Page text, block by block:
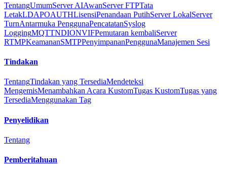
TentangUmumServer AIAwanServer FTPTata
LetakLDAPOAUTHLisensiPenandaan PutihServer LokalServer
TurnAntarmuka PenggunaPencatatanSyslog
LoggingMQTTNDIONVIFPemutaran kembaliServer
RTMPKeamananSMTPPenyimpananPenggunaManajemen Sesi
Tindakan
TentangTindakan yang TersediaMendeteksi
MengemisMenambahkan Acara KustomTugas KustomTugas yang
TersediaMenggunakan Tag
Penyelidikan
Tentang
Pemberitahuan